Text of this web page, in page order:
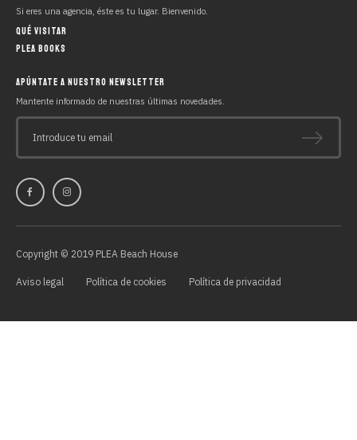
Si eres una agencia, éste es tu lugar. Bienvenido.
QUÉ VISITAR
PLEA BOOKS
APÚNTATE A NUESTRO NEWSLETTER
Mantente informado de nuestras últimas novedades.
Introduce tu email
Copyright © 2019 PLEA Beach House
Aviso legal Política de cookies Política de privacidad